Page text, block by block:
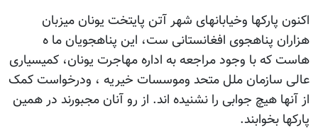
اکنون پارکها وخیابانهای شهر آتن پایتخت یونان میزبان
هزاران پناهجوی افغانستانی ست، این پناهجویان ما ه
هاست که با وجود مراجعه به اداره مهاجرت یونان، کمیسیاری
عالی سازمان ملل متحد وموسسات خیریه ، ودرخواست کمک
از آنها هیچ جوابی را نشنیده اند. از رو آنان مجبورند در همین
پارکها بخوابند.